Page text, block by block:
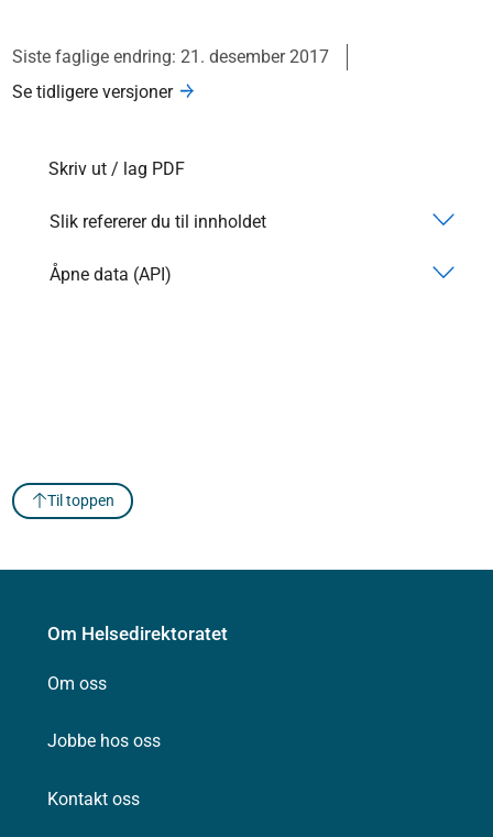
Siste faglige endring: 21. desember 2017
Se tidligere versjoner
Skriv ut / lag PDF
Slik refererer du til innholdet
Åpne data (API)
Til toppen
Om Helsedirektoratet
Om oss
Jobbe hos oss
Kontakt oss